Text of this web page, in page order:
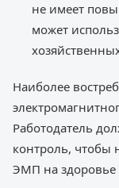
не имеет
может
Наиболее
Работодатель
контроль, чтобы
ЭМП на здоровье